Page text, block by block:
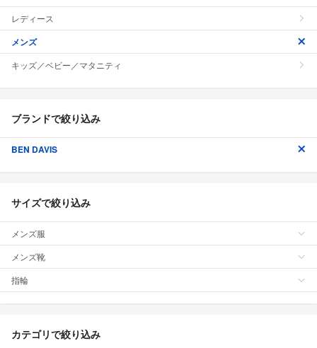
レディース
メンズ
キッズ／ベビー／マタニティ
ブランドで絞り込み
BEN DAVIS
サイズで絞り込み
メンズ服
メンズ靴
指輪
カテゴリで絞り込み